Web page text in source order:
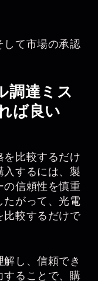
して市場の承認
調達ミス
ば良い
比較するだけ
するには、製
信頼性を慎重
たがって、光電
比較するだけで
し、信頼でき
することで、購